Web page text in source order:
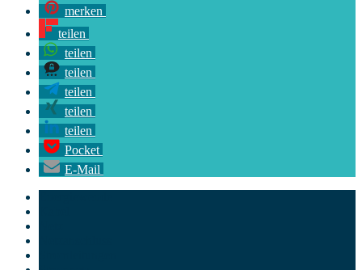
merken
teilen
teilen
teilen
teilen
teilen
teilen
Pocket
E-Mail